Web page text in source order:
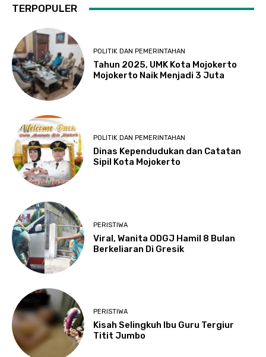
TERPOPULER
POLITIK DAN PEMERINTAHAN
Tahun 2025, UMK Kota Mojokerto
Mojokerto Naik Menjadi 3 Juta
POLITIK DAN PEMERINTAHAN
Dinas Kependudukan dan Catatan
Sipil Kota Mojokerto
PERISTIWA
Viral, Wanita ODGJ Hamil 8 Bulan
Berkeliaran Di Gresik
PERISTIWA
Kisah Selingkuh Ibu Guru Tergiur
Titit Jumbo